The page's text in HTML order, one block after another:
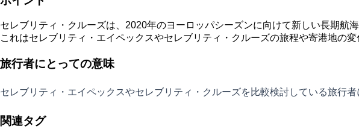
セレブリティ・クルーズは、2020年のヨーロッパシーズンに向けて新しい長期航
これはセレブリティ・エイペックスやセレブリティ・クルーズの旅程や寄港地の
旅行者にとっての意味
セレブリティ・エイペックスやセレブリティ・クルーズを比較検討している旅行
関連タグ